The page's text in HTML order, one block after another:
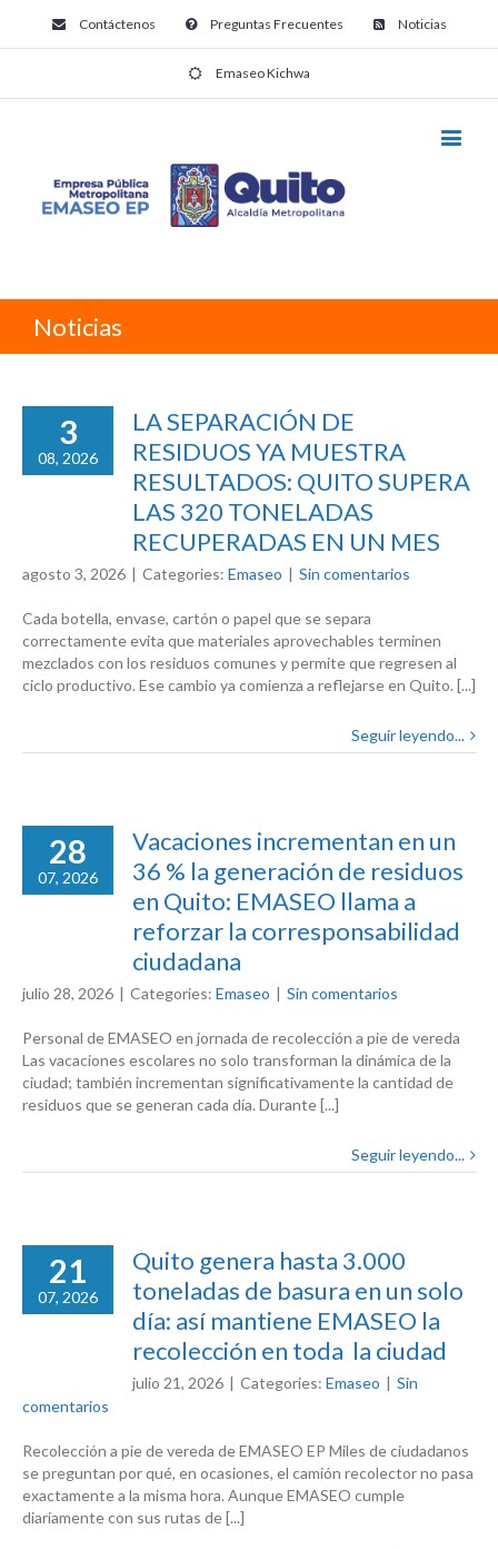
Contáctenos Preguntas Frecuentes Noticias
Emaseo Kichwa
Noticias
3
08, 2026
LA SEPARACIÓN DE
RESIDUOS YA MUESTRA
RESULTADOS: QUITO SUPERA
LAS 320 TONELADAS
RECUPERADAS EN UN MES
agosto 3, 2026 | Categories: Emaseo | Sin comentarios
Cada botella, envase, cartón o papel que se separa
correctamente evita que materiales aprovechables terminen
mezclados con los residuos comunes y permite que regresen al
ciclo productivo. Ese cambio ya comienza a reflejarse en Quito. [...]
Seguir leyendo...
28
07, 2026
Vacaciones incrementan en un
36 % la generación de residuos
en Quito: EMASEO llama a
reforzar la corresponsabilidad
ciudadana
julio 28, 2026 | Categories: Emaseo | Sin comentarios
Personal de EMASEO en jornada de recolección a pie de vereda
Las vacaciones escolares no solo transforman la dinámica de la
ciudad; también incrementan significativamente la cantidad de
residuos que se generan cada día. Durante [...]
Seguir leyendo...
21
07, 2026
Quito genera hasta 3.000
toneladas de basura en un solo
día: así mantiene EMASEO la
recolección en toda la ciudad
julio 21, 2026 | Categories: Emaseo | Sin
comentarios
Recolección a pie de vereda de EMASEO EP Miles de ciudadanos
se preguntan por qué, en ocasiones, el camión recolector no pasa
exactamente a la misma hora. Aunque EMASEO cumple
diariamente con sus rutas de [...]